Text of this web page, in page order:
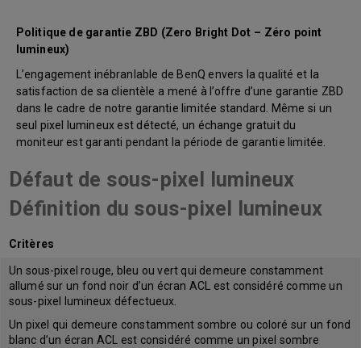
Politique de garantie ZBD (Zero Bright Dot – Zéro point
lumineux)
L’engagement inébranlable de BenQ envers la qualité et la
satisfaction de sa clientèle a mené à l’offre d’une garantie ZBD
dans le cadre de notre garantie limitée standard. Même si un
seul pixel lumineux est détecté, un échange gratuit du
moniteur est garanti pendant la période de garantie limitée.
Défaut de sous-pixel lumineux
Définition du sous-pixel lumineux
Critères
Un sous-pixel rouge, bleu ou vert qui demeure constamment
allumé sur un fond noir d’un écran ACL est considéré comme un
sous-pixel lumineux défectueux.
Un pixel qui demeure constamment sombre ou coloré sur un fond
blanc d’un écran ACL est considéré comme un pixel sombre